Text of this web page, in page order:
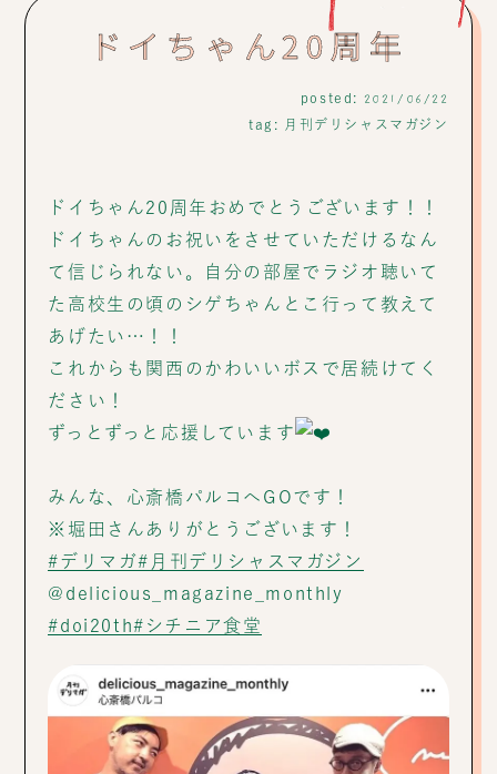
ドイちゃん20周年
posted: 2021/06/22
tag:
月刊デリシャスマガジン
ドイちゃん20周年おめでとうございます！！
ドイちゃんのお祝いをさせていただけるなん
て信じられない。自分の部屋でラジオ聴いて
た高校生の頃のシゲちゃんとこ行って教えて
あげたい…！！
これからも関西のかわいいボスで居続けてく
ださい！
ずっとずっと応援しています
みんな、心斎橋パルコへGOです！
※堀田さんありがとうございます！
#デリマガ#月刊デリシャスマガジン
@delicious_magazine_monthly
#doi20th#シチニア食堂